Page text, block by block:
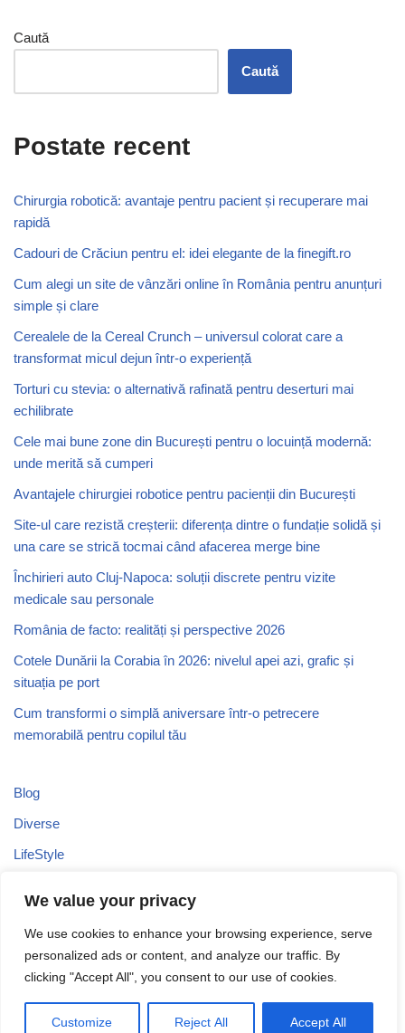
We value your privacy
We use cookies to enhance your browsing experience, serve
personalized ads or content, and analyze our traffic. By
clicking "Accept All", you consent to our use of cookies.
Customize Reject All Accept All
Caută
Caută
Postate recent
Chirurgia robotică: avantaje pentru pacient și recuperare mai
rapidă
Cadouri de Crăciun pentru el: idei elegante de la finegift.ro
Cum alegi un site de vânzări online în România pentru anunțuri
simple și clare
Cerealele de la Cereal Crunch – universul colorat care a
transformat micul dejun într-o experiență
Torturi cu stevia: o alternativă rafinată pentru deserturi mai
echilibrate
Cele mai bune zone din București pentru o locuință modernă:
unde merită să cumperi
Avantajele chirurgiei robotice pentru pacienții din București
Site-ul care rezistă creșterii: diferența dintre o fundație solidă și
una care se strică tocmai când afacerea merge bine
Închirieri auto Cluj-Napoca: soluții discrete pentru vizite
medicale sau personale
România de facto: realități și perspective 2026
Cotele Dunării la Corabia în 2026: nivelul apei azi, grafic și
situația pe port
Cum transformi o simplă aniversare într-o petrecere
memorabilă pentru copilul tău
Blog
Diverse
LifeStyle
Uncategorized